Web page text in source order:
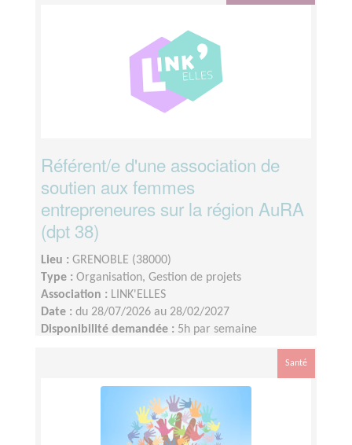
Référent/e d'une association de
soutien aux femmes
entrepreneures sur la région AuRA
(dpt 38)
Lieu : GRENOBLE (38000)
Type : Organisation, Gestion de projets
Association : LINK'ELLES
Date : du 28/07/2026 au 28/02/2027
Disponibilité demandée : 5h par semaine
Santé